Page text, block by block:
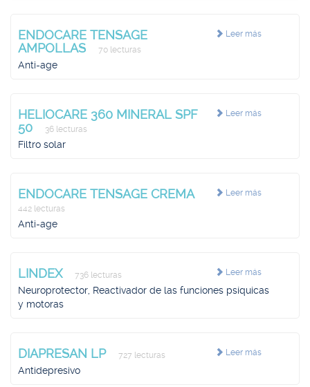
Leer más
ENDOCARE TENSAGE
AMPOLLAS
70 lecturas
Anti-age
Leer más
HELIOCARE 360 MINERAL SPF
50
36 lecturas
Filtro solar
Leer más
ENDOCARE TENSAGE CREMA
442 lecturas
Anti-age
Leer más
LINDEX 736 lecturas
Neuroprotector, Reactivador de las funciones psíquicas
y motoras
Leer más
DIAPRESAN LP 727 lecturas
Antidepresivo